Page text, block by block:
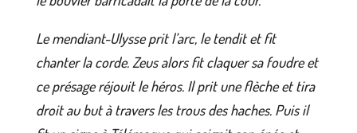
Le mendiant-Ulysse prit l’arc, le tendit et fit
chanter la corde. Zeus alors fit claquer sa foudre et
ce présage réjouit le héros. Il prit une flèche et tira
droit au but à travers les trous des haches. Puis il